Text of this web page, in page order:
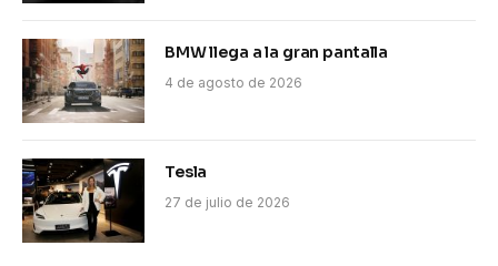
BMW llega a la gran pantalla
4 de agosto de 2026
Tesla
27 de julio de 2026